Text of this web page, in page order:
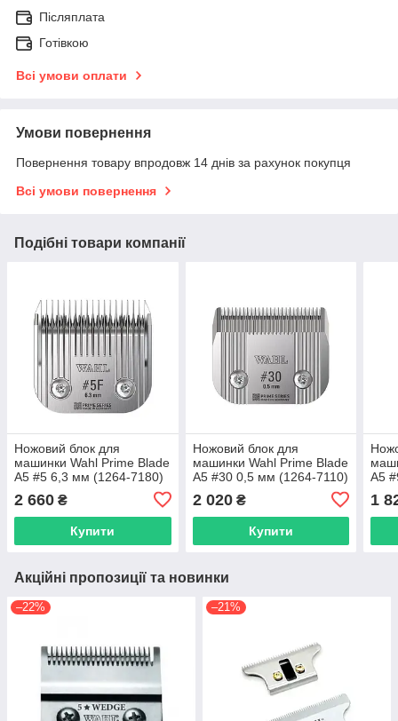
Післяплата
Готівкою
Всі умови оплати
Умови повернення
Повернення товару впродовж 14 днів за рахунок покупця
Всі умови повернення
Подібні товари компанії
Ножовий блок для
машинки Wahl Prime Blade
A5 #5 6,3 мм (1264-7180)
2 660 ₴
Купити
Ножовий блок для
машинки Wahl Prime Blade
A5 #30 0,5 мм (1264-7110)
2 020₴
Купити
A5
1
Акційні пропозиції та новинки
–22% –21%